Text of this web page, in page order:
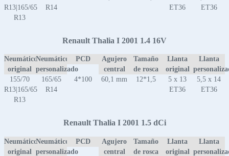
R13|165/65
R13
R14
ET36
ET36
Renault Thalia I 2001 1.4 16V
Neumático
original
Neumático
personalizado
PCD
Agujero
central
Tamaño
de rosca
Llanta
original
Llanta
155/70
R13|165/65
R13
165/65
R14
4*100 60,1 mm 12*1,5
5 x 13
ET36
5,5 x 14
ET36
Renault Thalia I 2001 1.5 dCi
Neumático
original
Neumático
personalizado
PCD
Agujero
central
Tamaño
de rosca
Llanta
original
Llanta